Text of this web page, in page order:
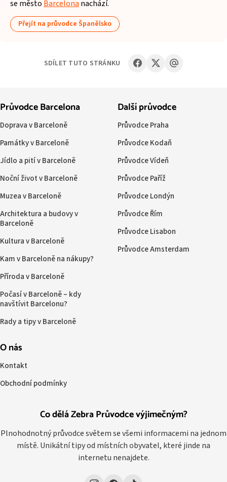
se město Barcelona nachází.
Přejít na průvodce Španělsko
SDÍLET TUTO STRÁNKU
Co dělá Zebra Průvodce výjimečným?
Plnohodnotný průvodce světem se všemi informacemi na jednom
místě. Unikátní tipy od místních obyvatel, které jinde na
internetu nenajdete.
Průvodce Barcelona
Doprava v Barceloně
Památky v Barceloně
Jídlo a pití v Barceloně
Noční život v Barceloně
Muzea v Barceloně
Architektura a budovy v
Barceloně
Kultura v Barceloně
Kam v Barceloně na nákupy?
Příroda v Barceloně
Počasí v Barceloně – kdy
navštívit Barcelonu?
Rady a tipy v Barceloně
Další průvodce
Průvodce Praha
Průvodce Kodaň
Průvodce Vídeň
Průvodce Paříž
Průvodce Londýn
Průvodce Řím
Průvodce Lisabon
Průvodce Amsterdam
O nás
Kontakt
Obchodní podmínky